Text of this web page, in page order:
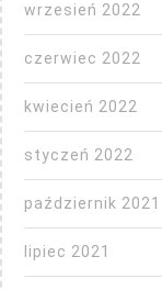
wrzesień 2022
czerwiec 2022
kwiecień 2022
styczeń 2022
październik 2021
lipiec 2021